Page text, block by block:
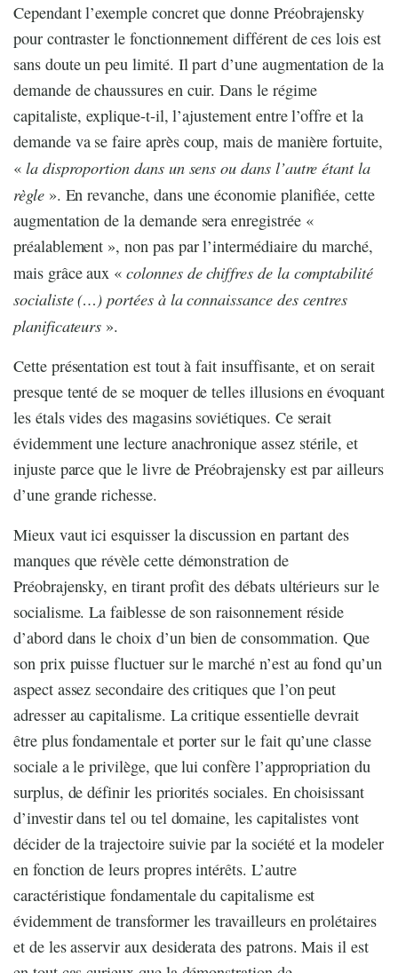
Cependant l’exemple concret que donne Préobrajensky
pour contraster le fonctionnement différent de ces lois est
sans doute un peu limité. Il part d’une augmentation de la
demande de chaussures en cuir. Dans le régime
capitaliste, explique-t-il, l’ajustement entre l’offre et la
demande va se faire après coup, mais de manière fortuite,
« la disproportion dans un sens ou dans l’autre étant la
règle». En revanche, dans une économie planifiée, cette
augmentation de la demande sera enregistrée «
préalablement », non pas par l’intermédiaire du marché,
mais grâce aux «colonnes de chiffres de la comptabilité
socialiste (…) portées à la connaissance des centres
planificateurs ».
Cette présentation est tout à fait insuffisante, et on serait
presque tenté de se moquer de telles illusions en évoquant
les étals vides des magasins soviétiques. Ce serait
évidemment une lecture anachronique assez stérile, et
injuste parce que le livre de Préobrajensky est par ailleurs
d’une grande richesse.
Mieux vaut ici esquisser la discussion en partant des
manques que révèle cette démonstration de
Préobrajensky, en tirant profit des débats ultérieurs sur le
socialisme. La faiblesse de son raisonnement réside
d’abord dans le choix d’un bien de consommation. Que
son prix puisse fluctuer sur le marché n’est au fond qu’un
aspect assez secondaire des critiques que l’on peut
adresser au capitalisme. La critique essentielle devrait
être plus fondamentale et porter sur le fait qu’une classe
sociale a le privilège, que lui confère l’appropriation du
surplus, de définir les priorités sociales. En choisissant
d’investir dans tel ou tel domaine, les capitalistes vont
décider de la trajectoire suivie par la société et la modeler
en fonction de leurs propres intérêts. L’autre
caractéristique fondamentale du capitalisme est
évidemment de transformer les travailleurs en prolétaires
et de les asservir aux desiderata des patrons. Mais il est